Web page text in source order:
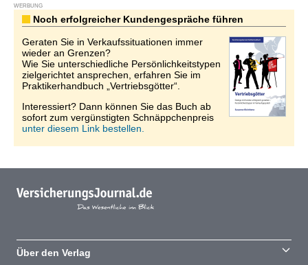
WERBUNG
Noch erfolgreicher Kundengespräche führen
Geraten Sie in Verkaufssituationen immer
wieder an Grenzen?
Wie Sie unterschiedliche Persönlichkeitstypen
zielgerichtet ansprechen, erfahren Sie im
Praktikerhandbuch „Vertriebsgötter“.
Interessiert? Dann können Sie das Buch ab
sofort zum vergünstigten Schnäppchenpreis
unter diesem Link bestellen.
Über den Verlag